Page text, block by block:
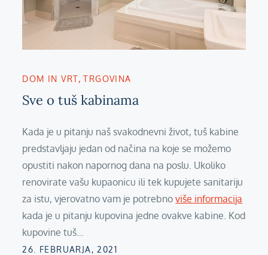
DOM IN VRT TRGOVINA
Sve o tuš kabinama
Kada je u pitanju naš svakodnevni život, tuš kabine
predstavljaju jedan od načina na koje se možemo
opustiti nakon napornog dana na poslu. Ukoliko
renovirate vašu kupaonicu ili tek kupujete sanitariju
za istu, vjerovatno vam je potrebnoviše informacija
kada je u pitanju kupovina jedne ovakve kabine. Kod
kupovine tuš…
Posted
26. FEBRUARJA, 2021